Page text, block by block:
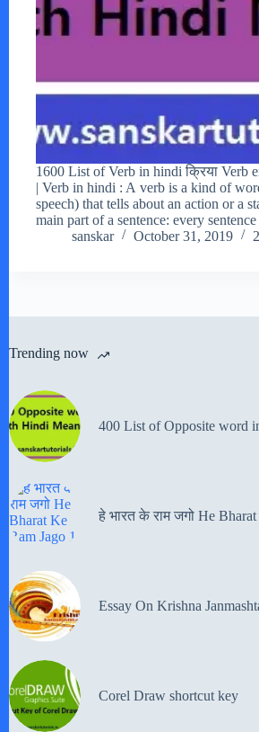
1600 List of Verb in hindi क्रिया Verb
| Verb in hindi : A verb is a kind of
speech) that tells about an action or a
main part of a sentence: every
sanskar
October 31, 2019
Trending now
400 List of Opposite word
हे भारत के राम जगो He
Essay On Krishna
Corel Draw shortcut key